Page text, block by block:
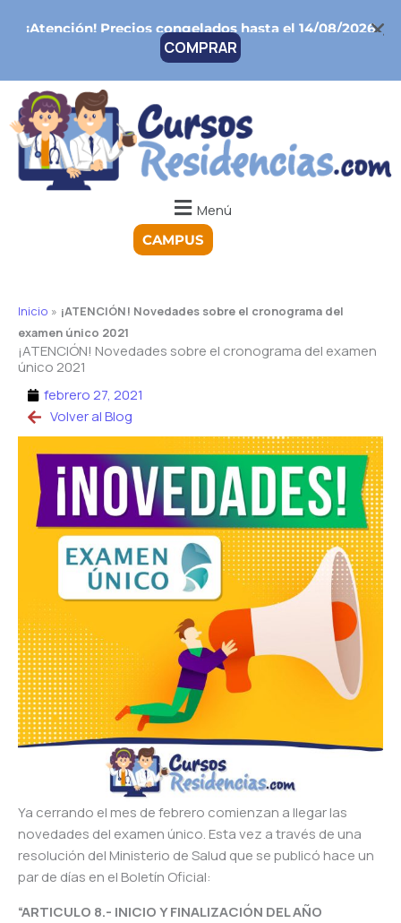
¡Atención!Precios congelados hasta el 14/08/2026
COMPRAR
Menú
CAMPUS
Inicio » ¡ATENCIÓN! Novedades sobre el cronograma del
examen único 2021
¡ATENCIÓN! Novedades sobre el cronograma del examen
único 2021
febrero 27, 2021
Volver al Blog
Ya cerrando el mes de febrero comienzan a llegar las
novedades del examen único. Esta vez a través de una
resolución del Ministerio de Salud que se publicó hace un
par de días en el Boletín Oficial:
“ARTICULO 8.- INICIO Y FINALIZACIÓN DEL AÑO